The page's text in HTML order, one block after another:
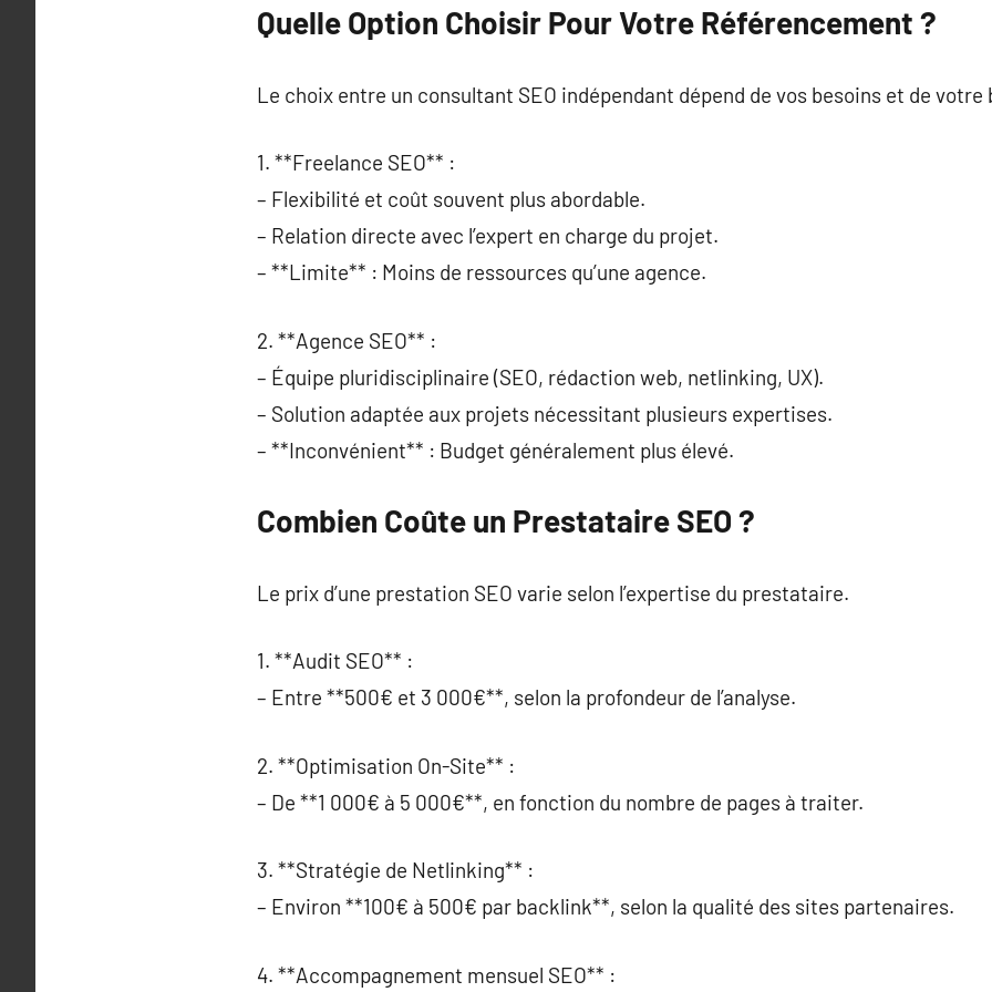
Quelle Option Choisir Pour Votre Référencement ?
Le choix entre un consultant SEO indépendant dépend de vos besoins et de votre
1. **Freelance SEO** :
– Flexibilité et coût souvent plus abordable.
– Relation directe avec l’expert en charge du projet.
– **Limite** : Moins de ressources qu’une agence.
2. **Agence SEO** :
– Équipe pluridisciplinaire (SEO, rédaction web, netlinking, UX).
– Solution adaptée aux projets nécessitant plusieurs expertises.
– **Inconvénient** : Budget généralement plus élevé.
Combien Coûte un Prestataire SEO ?
Le prix d’une prestation SEO varie selon l’expertise du prestataire.
1. **Audit SEO** :
– Entre **500€ et 3 000€**, selon la profondeur de l’analyse.
2. **Optimisation On-Site** :
– De **1 000€ à 5 000€**, en fonction du nombre de pages à traiter.
3. **Stratégie de Netlinking** :
– Environ **100€ à 500€ par backlink**, selon la qualité des sites partenaires.
4. **Accompagnement mensuel SEO** :